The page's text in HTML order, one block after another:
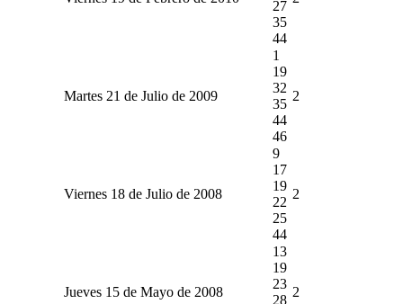
27
35
44
Martes 21 de Julio de 2009
1
19
32
35
44
46
2
Viernes 18 de Julio de 2008
9
17
19
22
25
44
2
Jueves 15 de Mayo de 2008
13
19
23
28
2